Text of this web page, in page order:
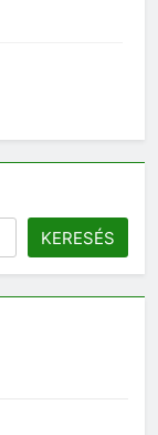
KERESÉS